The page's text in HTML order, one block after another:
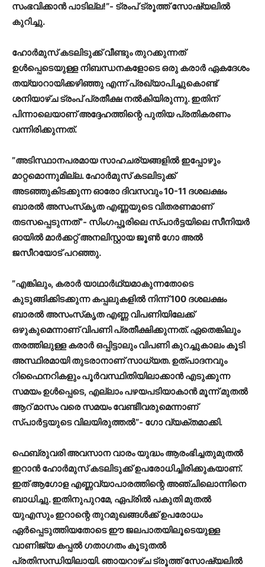
സംഭവിക്കാൻ പാടില്ല!”- ട്രംപ് ട്രൂത്ത് സോഷ്യലിൽ
കുറിച്ചു.
ഹോർമുസ് കടലിടുക്ക് വീണ്ടും തുറക്കുന്നത്
ഉൾപ്പെടെയുള്ള നിബന്ധനകളോടെ ഒരു കരാർ ഏകദേശം
തയ്യാറായിക്കഴിഞ്ഞു എന്ന് പ്രഖ്യാപിച്ചുകൊണ്ട്
ശനിയാഴ്ച ട്രംപ് പ്രതീക്ഷ നൽകിയിരുന്നു. ഇതിന്
പിന്നാലെയാണ് അദ്ദേഹത്തിന്റെ പുതിയ പ്രതികരണം
വന്നിരിക്കുന്നത്.
”അടിസ്ഥാനപരമായ സാഹചര്യങ്ങളിൽ ഇപ്പോഴും
മാറ്റമൊന്നുമില്ല. ഹോർമുസ് കടലിടുക്ക്
അടഞ്ഞുകിടക്കുന്ന ഓരോ ദിവസവും 10-11 ദശലക്ഷം
ബാരൽ അസംസ്‌കൃത എണ്ണയുടെ വിതരണമാണ്
തടസപ്പെടുന്നത്”- സിംഗപ്പൂരിലെ സ്പാർട്ടയിലെ സീനിയർ
ഓയിൽ മാർക്കറ്റ് അനലിസ്റ്റായ ജൂൺ ഗോ അൽ
ജസീറയോട് പറഞ്ഞു.
”എങ്കിലും, കരാർ യാഥാർഥ്യമാകുന്നതോടെ
കുടുങ്ങിക്കിടക്കുന്ന കപ്പലുകളിൽ നിന്ന് 100 ദശലക്ഷം
ബാരൽ അസംസ്‌കൃത എണ്ണ വിപണിയിലേക്ക്
ഒഴുകുമെന്നാണ് വിപണി പ്രതീക്ഷിക്കുന്നത്. ഏതെങ്കിലും
തരത്തിലുള്ള കരാർ ഒപ്പിട്ടാലും വിപണി കുറച്ചുകാലം കൂടി
അസ്ഥിരമായി തുടരാനാണ് സാധ്യത. ഉത്പാദനവും
റിഫൈനറികളും പൂർവസ്ഥിതിയിലാക്കാൻ എടുക്കുന്ന
സമയം ഉൾപ്പെടെ, എല്ലാം പഴയപടിയാകാൻ മൂന്ന് മുതൽ
ആറ് മാസം വരെ സമയം വേണ്ടിിവരുമെന്നാണ്
സ്പാർട്ടയുടെ വിലയിരുത്തൽ”- ഗോ വ്യക്തമാക്കി.
ഫെബ്രുവരി അവസാന വാരം യുദ്ധം ആരംഭിച്ചതുമുതൽ
ഇറാൻ ഹോർമുസ് കടലിടുക്ക് ഉപരോധിച്ചിരിക്കുകയാണ്.
ഇത് ആഗോള എണ്ണവ്യാപാരത്തിന്റെ അഞ്ചിലൊന്നിനെ
ബാധിച്ചു. ഇതിനുപുറമേ, ഏപ്രിൽ പകുതി മുതൽ
യുഎസും ഇറാന്റെ തുറമുഖങ്ങൾക്ക് ഉപരോധം
ഏർപ്പെടുത്തിയതോടെ ഈ ജലപാതയിലൂടെയുള്ള
വാണിജ്യ കപ്പൽ ഗതാഗതം കൂടുതൽ
പ്രതിസന്ധിയിലായി. ഞായറാഴ്ച ട്രൂത്ത് സോഷ്യലിൽ